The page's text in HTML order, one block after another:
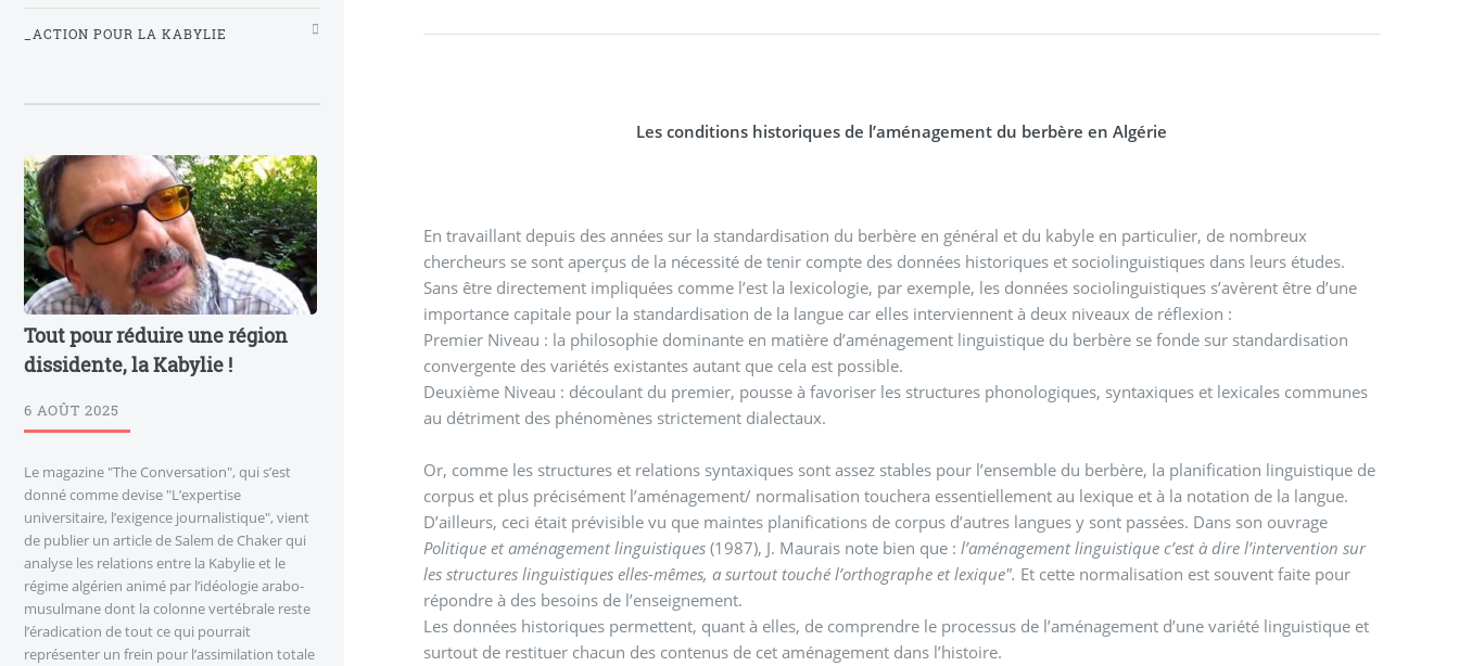
Les conditions historiques de l’aménagement du berbère en Algérie
En travaillant depuis des années sur la standardisation du berbère en général et du kabyle en particulier, de nombreux
chercheurs se sont aperçus de la nécessité de tenir compte des données historiques et sociolinguistiques dans leurs études.
Sans être directement impliquées comme l’est la lexicologie, par exemple, les données sociolinguistiques s’avèrent être d’une
importance capitale pour la standardisation de la langue car elles interviennent à deux niveaux de réflexion :
Premier Niveau : la philosophie dominante en matière d’aménagement linguistique du berbère se fonde sur standardisation
convergente des variétés existantes autant que cela est possible.
Deuxième Niveau : découlant du premier, pousse à favoriser les structures phonologiques, syntaxiques et lexicales communes
au détriment des phénomènes strictement dialectaux.
Or, comme les structures et relations syntaxiques sont assez stables pour l’ensemble du berbère, la planification linguistique de
corpus et plus précisément l’aménagement/ normalisation touchera essentiellement au lexique et à la notation de la langue.
D’ailleurs, ceci était prévisible vu que maintes planifications de corpus d’autres langues y sont passées. Dans son ouvrage
Politique et aménagement linguistiques(1987), J. Maurais note bien que :l’aménagement linguistique c’est à dire l’intervention sur
les structures linguistiques elles-mêmes, a surtout touché l’orthographe et lexique". Et cette normalisation est souvent faite pour
répondre à des besoins de l’enseignement.
Les données historiques permettent, quant à elles, de comprendre le processus de l’aménagement d’une variété linguistique et
surtout de restituer chacun des contenus de cet aménagement dans l’histoire.
_ACTION POUR LA KABYLIE
Tout pour réduire une région
dissidente, la Kabylie !
6 AOÛT 2025
Le magazine "The Conversation", qui s’est
donné comme devise "L’expertise
universitaire, l’exigence journalistique", vient
de publier un article de Salem de Chaker qui
analyse les relations entre la Kabylie et le
régime algérien animé par l’idéologie arabo-
musulmane dont la colonne vertébrale reste
l’éradication de tout ce qui pourrait
représenter un frein pour l’assimilation totale